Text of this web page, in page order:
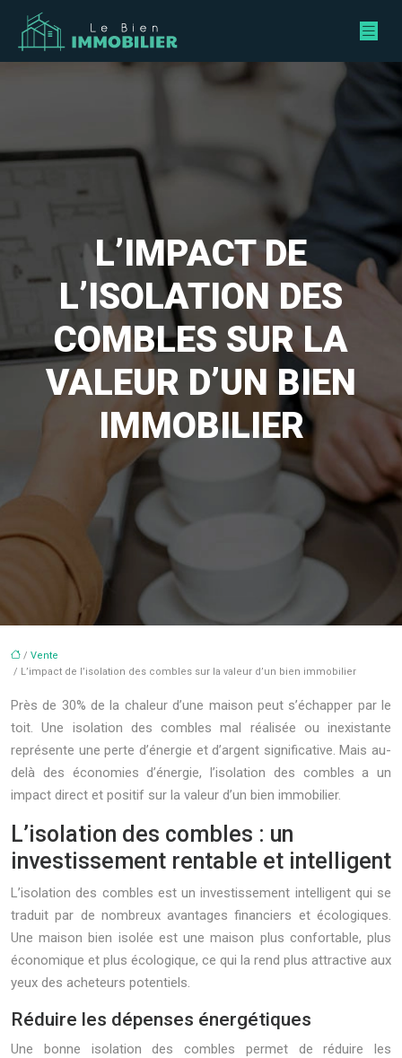
L’IMPACT DE
L’ISOLATION DES
COMBLES SUR LA
VALEUR D’UN BIEN
IMMOBILIER
/ Vente
/ L’impact de l’isolation des combles sur la valeur d’un bien immobilier
Près de 30% de la chaleur d’une maison peut s’échapper par le
toit. Une isolation des combles mal réalisée ou inexistante
représente une perte d’énergie et d’argent significative. Mais au-
delà des économies d’énergie, l’isolation des combles a un
impact direct et positif sur la valeur d’un bien immobilier.
L’isolation des combles : un
investissement rentable et intelligent
L’isolation des combles est un investissement intelligent qui se
traduit par de nombreux avantages financiers et écologiques.
Une maison bien isolée est une maison plus confortable, plus
économique et plus écologique, ce qui la rend plus attractive aux
yeux des acheteurs potentiels.
Réduire les dépenses énergétiques
Une bonne isolation des combles permet de réduire les